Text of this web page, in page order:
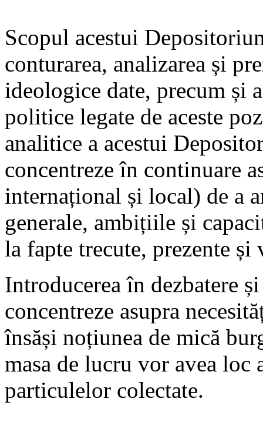
Scopul acestui
conturarea, analizarea și
ideologice date, precum
politice legate de aceste
analitice a acestui
concentreze în continuare
internațional și local) de a
generale, ambițiile și
la fapte trecute, prezente și
Introducerea în dezbatere
concentreze asupra
însăși noțiunea de mică
masa de lucru vor avea loc
particulelor colectate.